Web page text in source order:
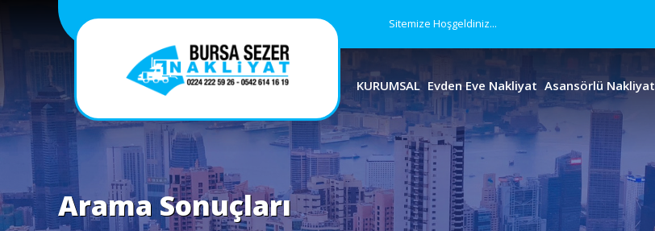
Sitemize Hoşgeldiniz...
KURUMSAL Evden Eve Nakliyat Asansörlü Nakliyat
Arama Sonuçları